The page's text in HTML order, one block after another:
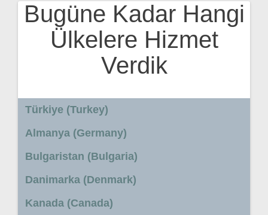
Bugüne Kadar Hangi
Ülkelere Hizmet
Verdik
Türkiye (Turkey)
Almanya (Germany)
Bulgaristan (Bulgaria)
Danimarka (Denmark)
Kanada (Canada)